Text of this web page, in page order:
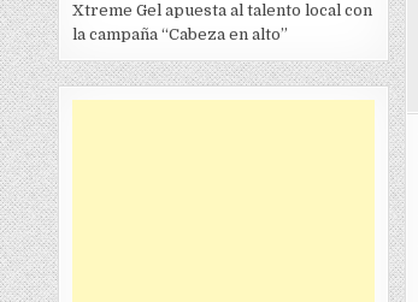
Xtreme Gel apuesta al talento local con
la campaña “Cabeza en alto”